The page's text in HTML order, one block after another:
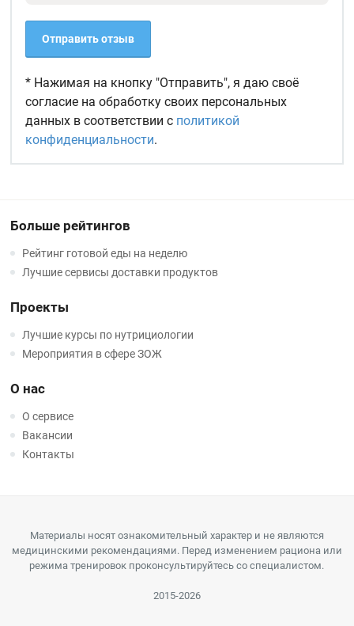
Отправить отзыв
* Нажимая на кнопку "Отправить", я даю своё
согласие на обработку своих персональных
данных в соответствии с политикой
конфиденциальности.
Больше рейтингов
Рейтинг готовой еды на неделю
Лучшие сервисы доставки продуктов
Проекты
Лучшие курсы по нутрициологии
Мероприятия в сфере ЗОЖ
О нас
О сервисе
Вакансии
Контакты
Материалы носят ознакомительный характер и не являются
медицинскими рекомендациями. Перед изменением рациона или
режима тренировок проконсультируйтесь со специалистом.
2015-2026